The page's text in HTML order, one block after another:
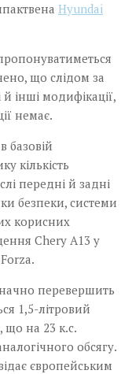
Hyundai
що слідом за
інші модифікації,
немає.
базовій
кількість
передні й задні
безпеки, системи
корисних
Chery A13 у
перевершить
1,5-літровий
що на 23 к.с.
обсягу.
європейським